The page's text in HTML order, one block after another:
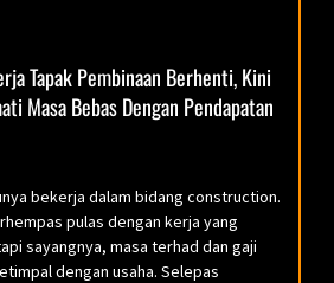
Tapak Pembinaan Berhenti, Kini
Masa Bebas Dengan Pendapatan
bekerja dalam bidang construction.
pulas dengan kerja yang
sayangnya, masa terhad dan gaji
dengan usaha. Selepas